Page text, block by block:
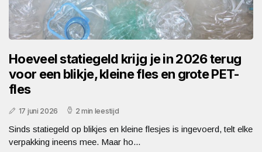
Hoeveel statiegeld krijg je in 2026 terug
voor een blikje, kleine fles en grote PET-
fles
17 juni 2026 2 min leestijd
Sinds statiegeld op blikjes en kleine flesjes is ingevoerd, telt elke
verpakking ineens mee. Maar ho...